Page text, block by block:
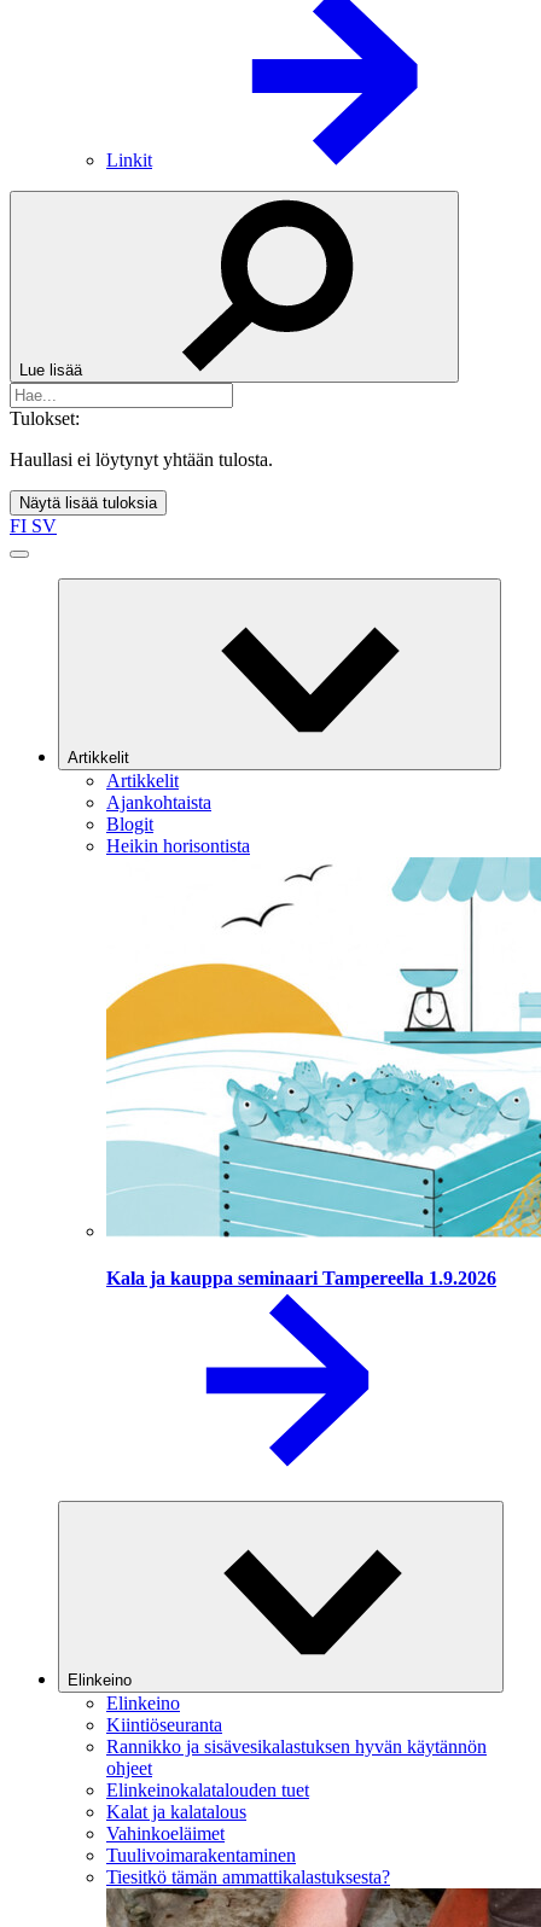
Linkit
Lue lisää
Tulokset:
Haullasi ei löytynyt yhtään tulosta.
Näytä lisää tuloksia
FI SV
Artikkelit
Artikkelit
Ajankohtaista
Blogit
Heikin horisontista
Kala ja kauppa seminaari Tampereella 1.9.2026
Elinkeino
Elinkeino
Kiintiöseuranta
Rannikko ja sisävesikalastuksen hyvän käytännön
ohjeet
Elinkeinokalatalouden tuet
Kalat ja kalatalous
Vahinkoeläimet
Tuulivoimarakentaminen
Tiesitkö tämän ammattikalastuksesta?